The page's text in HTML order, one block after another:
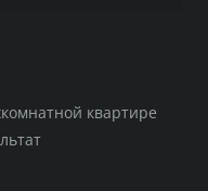
квартире